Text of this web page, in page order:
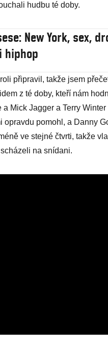
hudbu té doby.
New York, sex,
hiphop
připravil, takže jsem
z té doby, kteří nám
Mick Jagger a Terry
pomohl, a Danny
ve stejné čtvrti, takže
na snídani.